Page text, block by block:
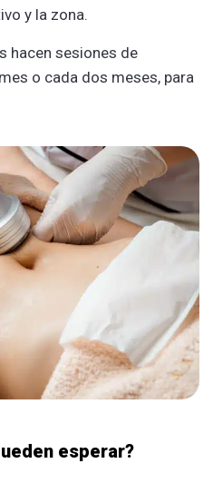
y la zona.
hacen sesiones de
o cada dos meses, para
esperar?